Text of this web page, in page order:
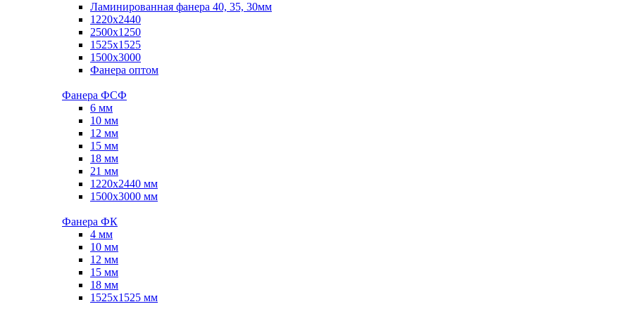
Ламинированная фанера 40, 35, 30мм
1220x2440
2500x1250
1525x1525
1500x3000
Фанера оптом
Фанера ФСФ
6 мм
10 мм
12 мм
15 мм
18 мм
21 мм
1220х2440 мм
1500х3000 мм
Фанера ФК
4 мм
10 мм
12 мм
15 мм
18 мм
1525х1525 мм